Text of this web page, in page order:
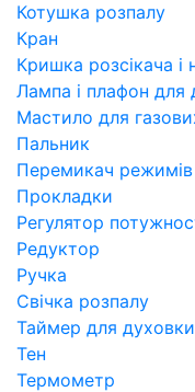
Котушка розпалу
Кран
Кришка розсікача і
Лампа і плафон для
Мастило для
Пальник
Перемикач режимів
Прокладки
Регулятор
Редуктор
Ручка
Свічка розпалу
Таймер для духовки
Тен
Термометр